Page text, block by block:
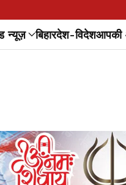
न्यूज़ बिहारदेश-विदेशआपकी